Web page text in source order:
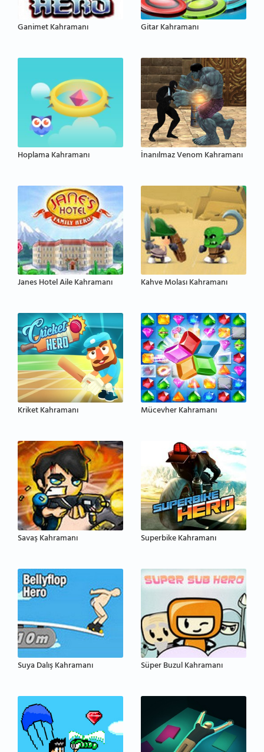
Ganimet Kahramanı Gitar Kahramanı
Hoplama Kahramanı İnanılmaz Venom Kahramanı
Janes Hotel Aile Kahramanı Kahve Molası Kahramanı
Kriket Kahramanı Mücevher Kahramanı
Savaş Kahramanı Superbike Kahramanı
Suya Dalış Kahramanı Süper Buzul Kahramanı